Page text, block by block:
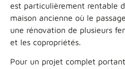
est particulièrement rentable
maison ancienne où le
une rénovation de plusieurs
et les copropriétés.
Pour un projet complet